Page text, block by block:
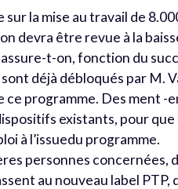
la mise au travail de
devra être revue à la
t-on, fonction du
déjà débloqués par M.
ce programme. Des ment -
existants, pour
à l’issuedu programme.
personnes concernées,
au nouveau label